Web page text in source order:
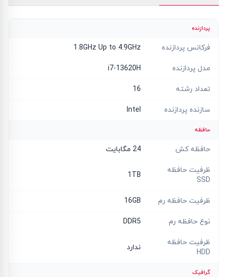
پردازنده
فرکانس پردازنده 1.8GHz Up to 4.9GHz
مدل پردازنده i7-13620H
تعداد رشته 16
سازنده پردازنده Intel
حافظه
حافظه کش 24 مگابایت
ظرفیت حافظه
SSD
1TB
ظرفیت حافظه رم 16GB
نوع حافظه رم DDR5
ظرفیت حافظه
HDD
ندارد
گرافیک